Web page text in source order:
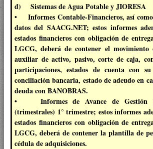
d) Sistemas de Agua Potable y JIORESA
• Informes Contable-Financieros, así
datos del SAACG.NET; estos informes
estados financieros con obligación de
LGCG, deberá de contener el movimiento
auxiliar de activo, pasivo, corte de caja,
participaciones, estados de cuenta con su
conciliación bancaria, estado de adeudo en
deuda con BANOBRAS.
• Informes de Avance de Gestión
(trimestrales) 1° trimestre; estos informes
estados financieros con obligación de
LGCG, deberá de contener la plantilla de
cédula de adquisiciones.